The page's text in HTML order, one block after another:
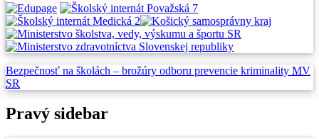
Bezpečnosť na školách – brožúry odboru prevencie kriminality MV
SR
Pravý sidebar